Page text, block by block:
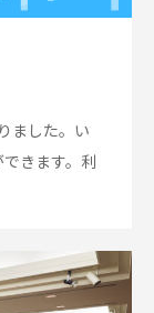
ました。い
きます。利